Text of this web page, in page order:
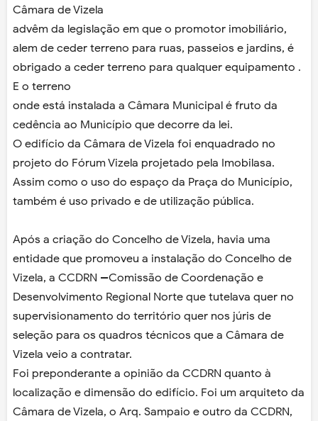
Câmara de Vizela
advêm da legislação em que o promotor imobiliário,
alem de ceder terreno para ruas, passeios e jardins, é
obrigado a ceder terreno para qualquer equipamento .
E o terreno
onde está instalada a Câmara Municipal é fruto da
cedência ao Município que decorre da lei.
O edifício da Câmara de Vizela foi enquadrado no
projeto do Fórum Vizela projetado pela Imobilasa.
Assim como o uso do espaço da Praça do Município,
também é uso privado e de utilização pública.
Após a criação do Concelho de Vizela, havia uma
entidade que promoveu a instalação do Concelho de
Vizela, a CCDRN --Comissão de Coordenação e
Desenvolvimento Regional Norte que tutelava quer no
supervisionamento do território quer nos júris de
seleção para os quadros técnicos que a Câmara de
Vizela veio a contratar.
Foi preponderante a opinião da CCDRN quanto à
localização e dimensão do edifício. Foi um arquiteto da
Câmara de Vizela, o Arq. Sampaio e outro da CCDRN,